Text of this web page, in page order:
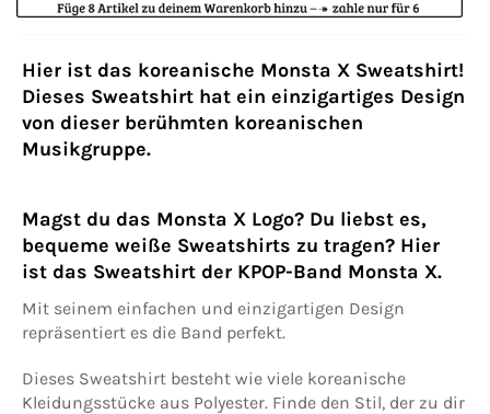
Hier ist das koreanische Monsta X Sweatshirt!
Dieses Sweatshirt hat ein einzigartiges Design
von dieser berühmten koreanischen
Musikgruppe.
Magst du das Monsta X Logo? Du liebst es,
bequeme weiße Sweatshirts zu tragen? Hier
ist das Sweatshirt der KPOP-Band Monsta X.
Mit seinem einfachen und einzigartigen Design
repräsentiert es die Band perfekt.
Dieses Sweatshirt besteht wie viele koreanische
Kleidungsstücke aus Polyester. Finde den Stil, der zu dir